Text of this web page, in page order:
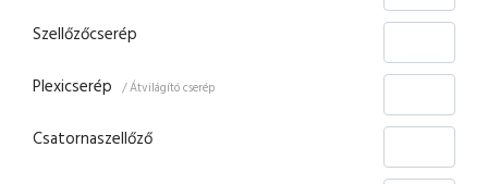
Szellőzőcserép
Plexicserép / Átvilágító cserép
Csatornaszellőző